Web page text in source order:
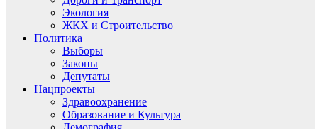
Экология
ЖКХ и Строительство
Политика
Выборы
Законы
Депутаты
Нацпроекты
Здравоохранение
Образование и Культура